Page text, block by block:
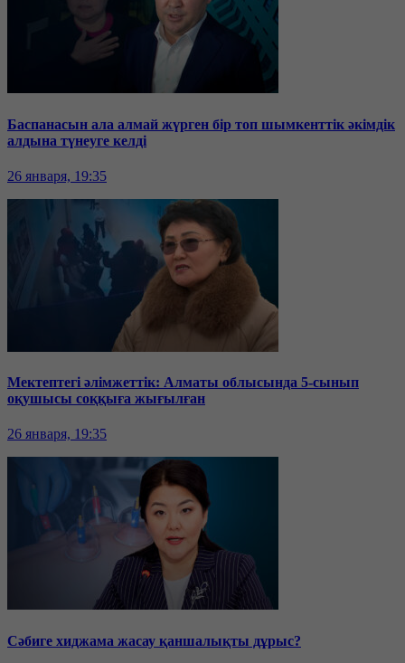
Баспанасын ала алмай жүрген бір топ шымкенттік әкімдік
алдына түнеуге келді
26 января, 19:35
Мектептегі әлімжеттік: Алматы облысында 5-сынып
оқушысы соққыға жығылған
26 января, 19:35
Сәбиге хиджама жасау қаншалықты дұрыс?